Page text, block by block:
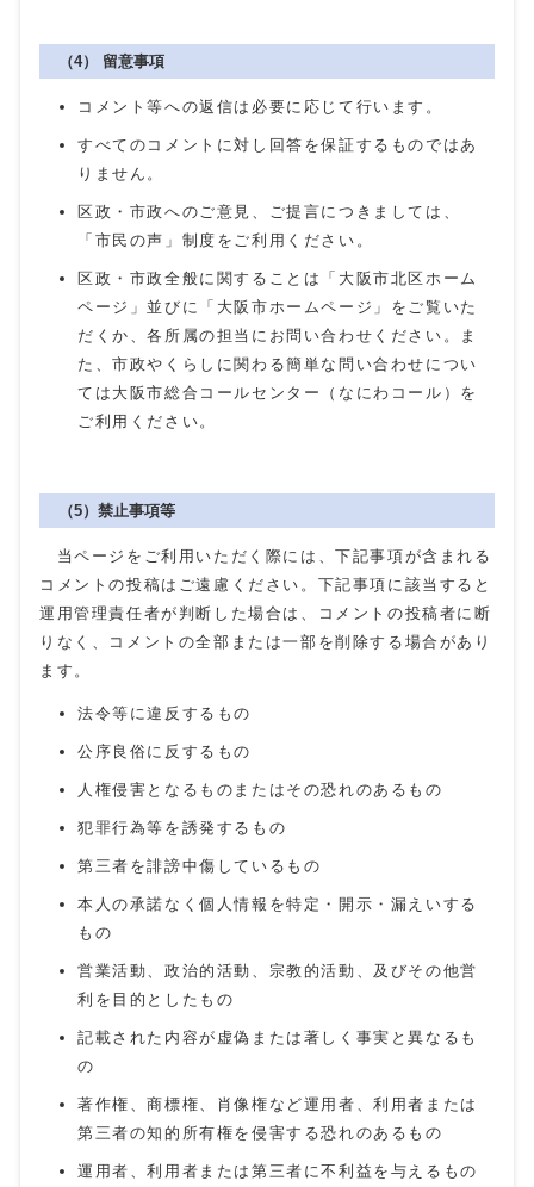
（4） 留意事項
コメント等への返信は必要に応じて行います。
すべてのコメントに対し回答を保証するものではあ
りません。
区政・市政へのご意見、ご提言につきましては、
「市民の声」制度をご利用ください。
区政・市政全般に関することは「大阪市北区ホーム
ページ」並びに「大阪市ホームページ」をご覧いた
だくか、各所属の担当にお問い合わせください。ま
た、市政やくらしに関わる簡単な問い合わせについ
ては大阪市総合コールセンター（なにわコール）を
ご利用ください。
（5）禁止事項等
当ページをご利用いただく際には、下記事項が含まれる
コメントの投稿はご遠慮ください。下記事項に該当すると
運用管理責任者が判断した場合は、コメントの投稿者に断
りなく、コメントの全部または一部を削除する場合があり
ます。
法令等に違反するもの
公序良俗に反するもの
人権侵害となるものまたはその恐れのあるもの
犯罪行為等を誘発するもの
第三者を誹謗中傷しているもの
本人の承諾なく個人情報を特定・開示・漏えいする
もの
営業活動、政治的活動、宗教的活動、及びその他営
利を目的としたもの
記載された内容が虚偽または著しく事実と異なるも
の
著作権、商標権、肖像権など運用者、利用者または
第三者の知的所有権を侵害する恐れのあるもの
運用者、利用者または第三者に不利益を与えるもの